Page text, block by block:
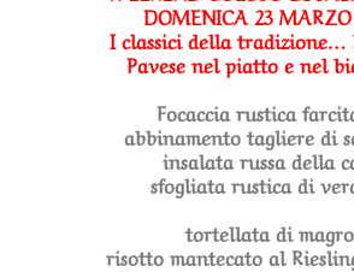
DOMENICA 23 MARZO
I classici della tradizione…
Pavese nel piatto e nel
Focaccia rustica
abbinamento tagliere di
insalata russa della
sfogliata rustica di
tortellata di magro
risotto mantecato al